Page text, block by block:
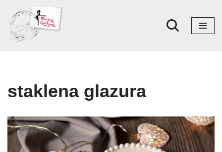
Skoči
na
staklena glazura